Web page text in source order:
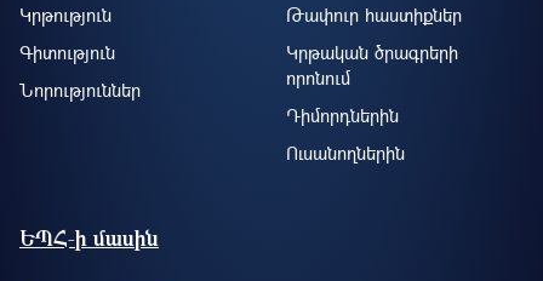
Կրթություն
Գիտություն
Նորություններ
Թափուր հաստիքներ
Կրթական ծրագրերի
որոնում
Դիմորդներին
Ուսանողներին
ԵՊՀ-ի մասին